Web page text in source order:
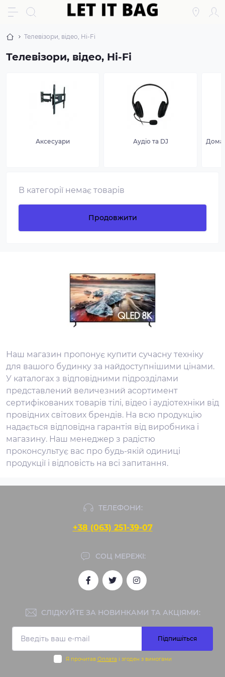
Телевізори, відео, Hi-Fi
Телевізори, відео, Hi-Fi
Аксесуари Аудіо та DJ
В категорії немає товарів
Продовжити
Наш магазин пропонує купити сучасну техніку
для вашого будинку за найдоступнішими цінами.
У каталогах з відповідними підрозділами
представлений величезний асортимент
сертифікованих товарів тілі, відео і аудіотехніки від
провідних світових брендів. На всю продукцію
надається відповідна гарантія від виробника і
магазину. Наш менеджер з радістю
проконсультує вас про будь-якій одиниці
продукції і відповість на всі запитання.
ТЕЛЕФОНИ:
+38 (063) 251-39-07
СОЦ МЕРЕЖІ:
СЛІДКУЙТЕ ЗА НОВИНКАМИ ТА АКЦІЯМИ:
Підпишіться
Я прочитав Оплата і згоден з вимогами